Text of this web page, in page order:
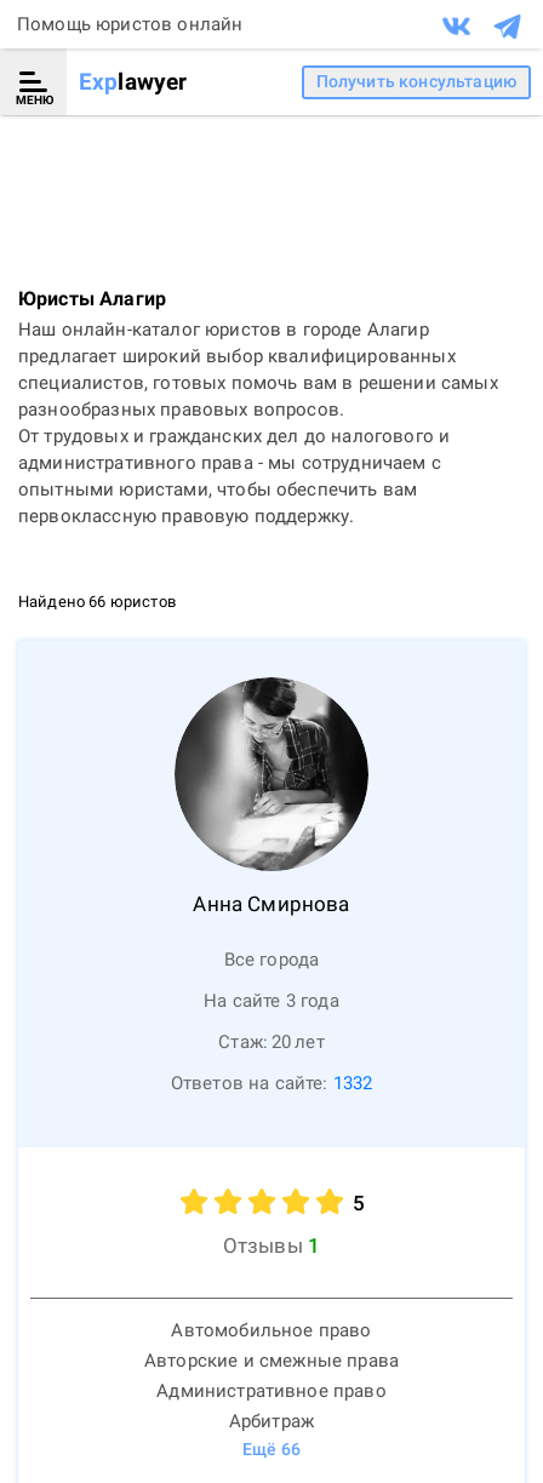
Помощь юристов онлайн
МЕНЮ
Explawyer Получить консультацию
Юристы Алагир
Наш онлайн-каталог юристов в городе Алагир
предлагает широкий выбор квалифицированных
специалистов, готовых помочь вам в решении самых
разнообразных правовых вопросов.
От трудовых и гражданских дел до налогового и
административного права - мы сотрудничаем с
опытными юристами, чтобы обеспечить вам
первоклассную правовую поддержку.
Найдено 66 юристов
Анна Смирнова
Все города
На сайте 3 года
Стаж: 20лет
Ответов на сайте: 1332
5
Отзывы 1
Автомобильное право
Авторские и смежные права
Административное право
Арбитраж
Ещё 66